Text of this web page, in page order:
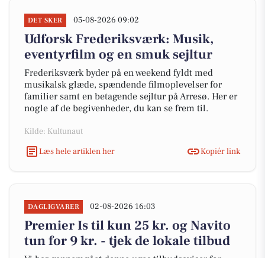
DET SKER 05-08-2026 09:02
Udforsk Frederiksværk: Musik,
eventyrfilm og en smuk sejltur
Frederiksværk byder på en weekend fyldt med
musikalsk glæde, spændende filmoplevelser for
familier samt en betagende sejltur på Arresø. Her er
nogle af de begivenheder, du kan se frem til.
Kilde: Kultunaut
Læs hele artiklen her
Kopiér link
DAGLIGVARER 02-08-2026 16:03
Premier Is til kun 25 kr. og Navito
tun for 9 kr. - tjek de lokale tilbud